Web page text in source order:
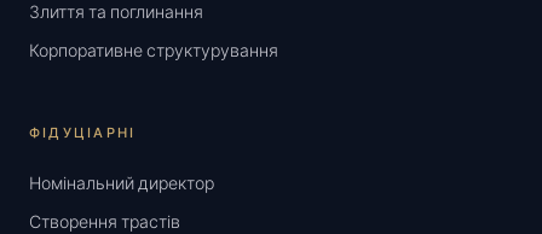
Злиття та поглинання
Корпоративне структурування
ФІДУЦІАРНІ
Номінальний директор
Створення трастів